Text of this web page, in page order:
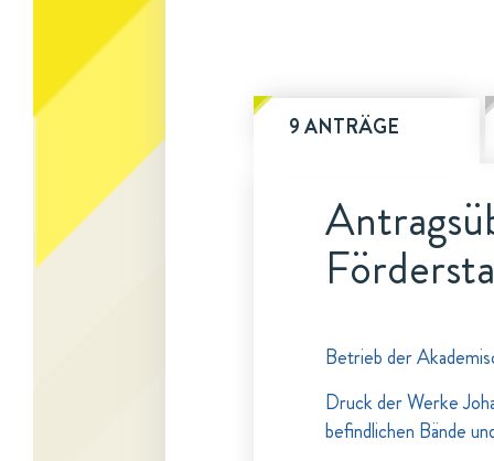
9 ANTRÄGE
Betrieb der
Druck der Werke
befindlichen Bände